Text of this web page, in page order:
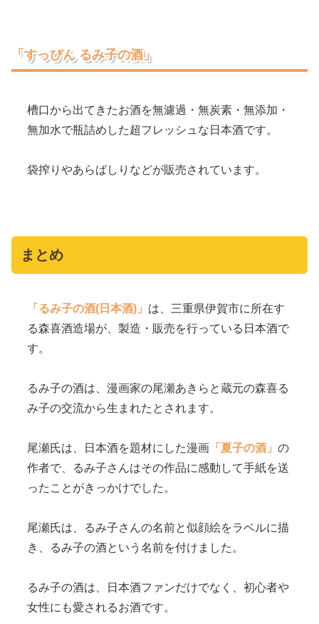
「すっぴん るみ子の酒」
槽口から出てきたお酒を無濾過・無炭素・無添加・
無加水で瓶詰めした超フレッシュな日本酒です。
袋搾りやあらばしりなどが販売されています。
まとめ
「るみ子の酒(日本酒)」 は、三重県伊賀市に所在す
る森喜酒造場が、製造・販売を行っている日本酒で
す。
るみ子の酒は、漫画家の尾瀬あきらと蔵元の森喜る
み子の交流から生まれたとされます。
尾瀬氏は、日本酒を題材にした漫画 「夏子の酒」の
作者で、るみ子さんはその作品に感動して手紙を送
ったことがきっかけでした。
尾瀬氏は、るみ子さんの名前と似顔絵をラベルに描
き、るみ子の酒という名前を付けました。
るみ子の酒は、日本酒ファンだけでなく、初心者や
女性にも愛されるお酒です。